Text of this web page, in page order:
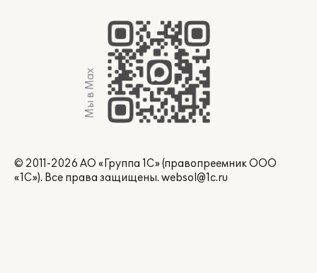
Мы в Max
© 2011-2026 АО «Группа 1С» (правопреемник ООО
«1С»). Все права защищены. websol@1c.ru